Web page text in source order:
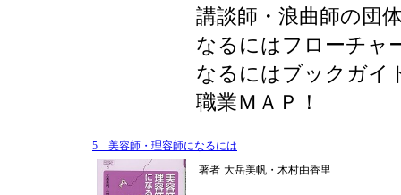
講談師・浪曲師の団
なるにはフローチ
なるにはブックガイ
職業ＭＡＰ！
5 美容師・理容師になるには
著者 大岳美帆・木村由香里